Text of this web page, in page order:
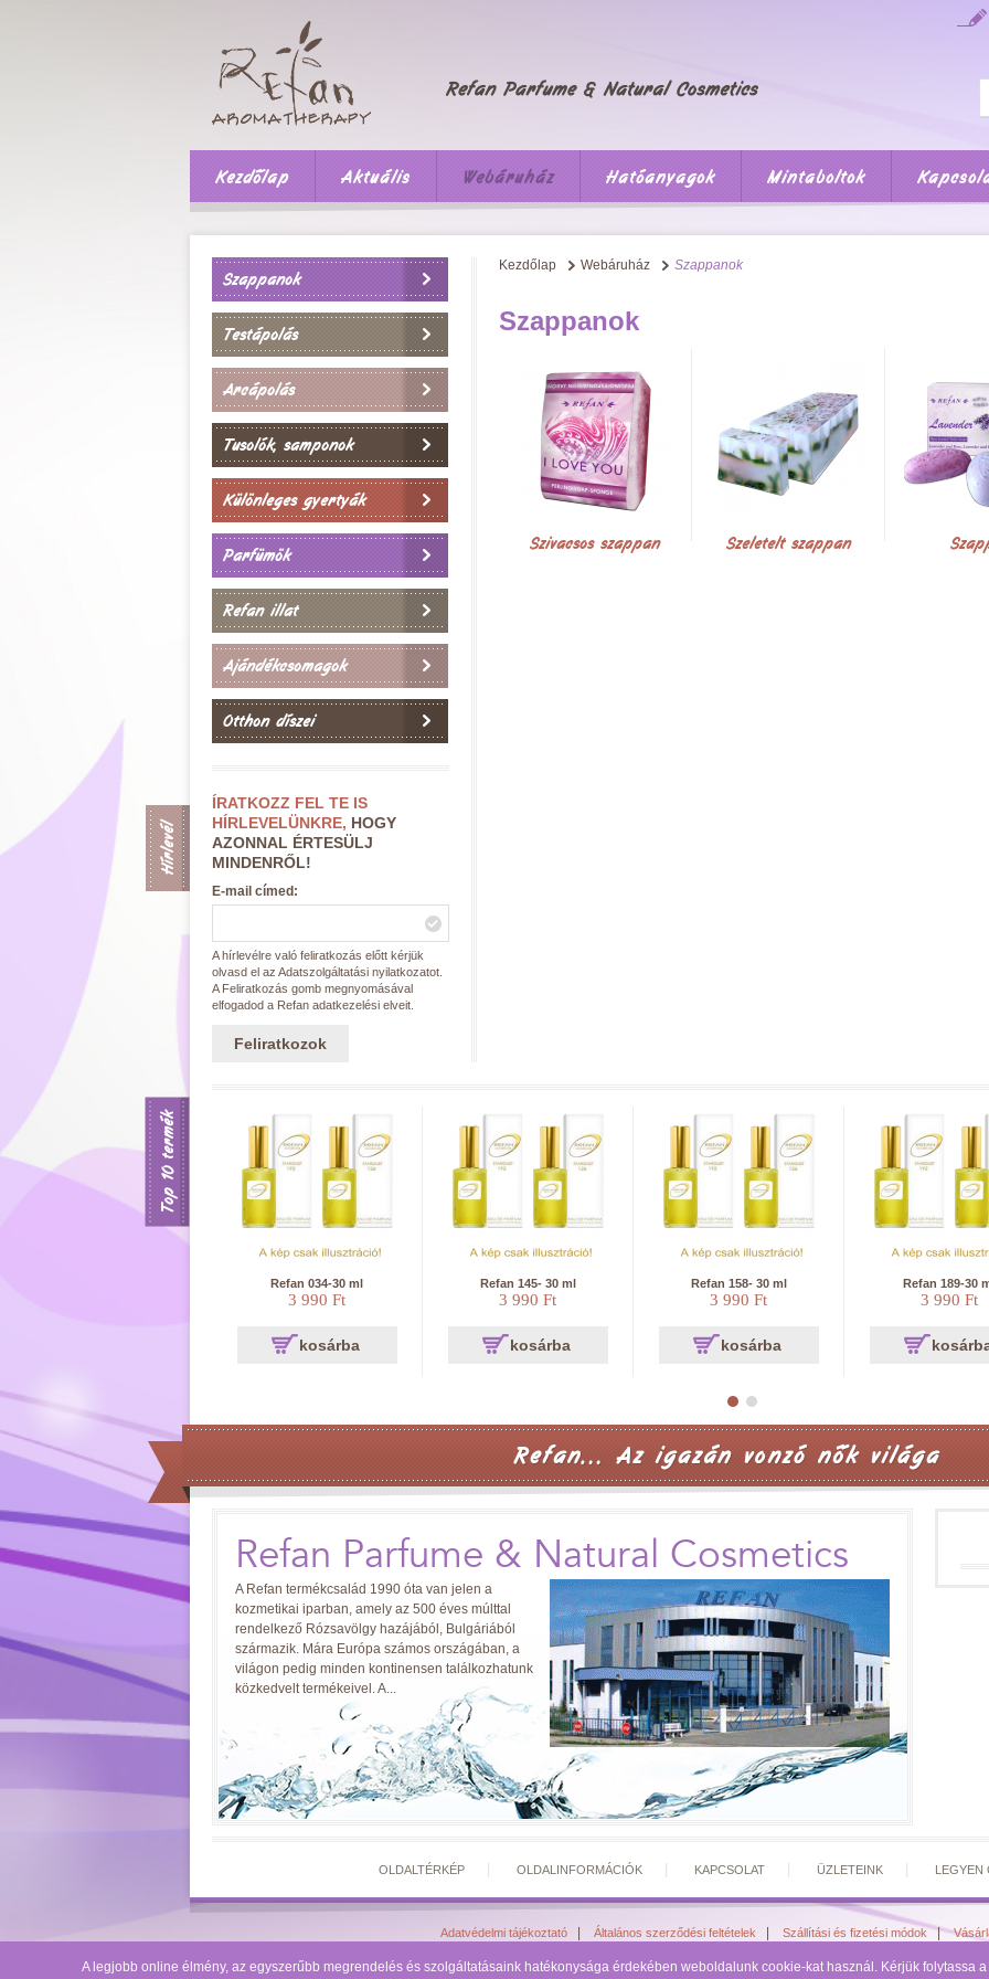
A legjobb online élmény, az egyszerűbb megrendelés és szolgáltatásaink hatékonysága érdekében weboldalunk cookie-kat használ. Kérjük folytassa
Kezdőlap Aktuális Webáruház Hatóanyagok Mintaboltok
Szappanok
Testápolás
Arcápolás
Tusolók, samponok
Különleges gyertyák
Parfümök
Refan illat
Ajándékcsomagok
Otthon díszei
Hírlevél
ÍRATKOZZ FEL TE IS
HÍRLEVELÜNKRE, HOGY
AZONNAL ÉRTESÜLJ
MINDENRŐL!
E-mail címed:
A hírlevélre való feliratkozás előtt kérjük
olvasd el az Adatszolgáltatási nyilatkozatot.
A Feliratkozás gomb megnyomásával
elfogadod a Refan adatkezelési elveit.
Feliratkozok
Kezdőlap Webáruház Szappanok
Szappanok
Szivacsos szappan Szeletelt szappan
Top 10 termék
Refan 034-30 ml
3 990 Ft
kosárba
Refan 145- 30 ml
3 990 Ft
kosárba
Refan 158- 30 ml
3 990 Ft
kosárba
Refan 189-30
3 990 Ft
Refan Parfume & Natural Cosmetics
A Refan termékcsalád 1990 óta van jelen a
kozmetikai iparban, amely az 500 éves múlttal
rendelkező Rózsavölgy hazájából, Bulgáriából
származik. Mára Európa számos országában, a
világon pedig minden kontinensen találkozhatunk
közkedvelt termékeivel. A...
OLDALTÉRKÉP OLDALINFORMÁCIÓK KAPCSOLAT ÜZLETEINK LEGYEN
Adatvédelmi tájékoztató| Általános szerződési feltételek| Szállítási és fizetési módok|